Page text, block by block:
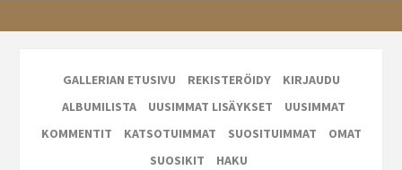
GALLERIAN ETUSIVU REKISTERÖIDY
KIRJAUDU
ALBUMILISTA
UUSIMMAT LISÄYKSET
UUSIMMAT
KOMMENTIT
KATSOTUIMMAT SUOSITUIMMAT
OMAT
SUOSIKIT
HAKU